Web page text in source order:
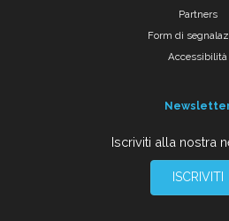
Partners
Form di
Accessibilità
Iscriviti alla nostra
ISCRIVITI